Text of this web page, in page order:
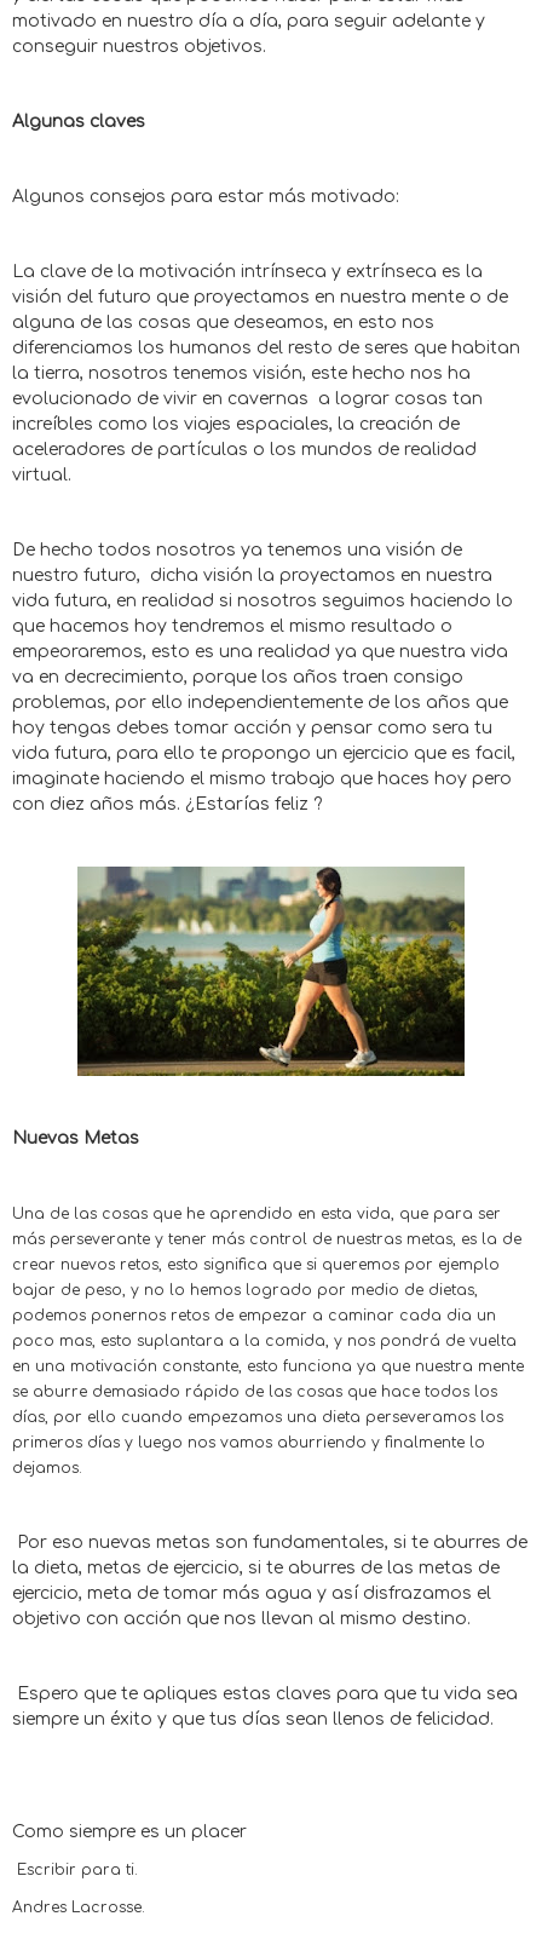
motivado en nuestro día a día, para seguir adelante y
conseguir nuestros objetivos.
Algunas claves
Algunos consejos para estar más motivado:
La clave de la motivación intrínseca y extrínseca es la
visión del futuro que proyectamos en nuestra mente o de
alguna de las cosas que deseamos, en esto nos
diferenciamos los humanos del resto de seres que habitan
la tierra, nosotros tenemos visión, este hecho nos ha
evolucionado de vivir en cavernas a lograr cosas tan
increíbles como los viajes espaciales, la creación de
aceleradores de partículas o los mundos de realidad
virtual.
De hecho todos nosotros ya tenemos una visión de
nuestro futuro, dicha visión la proyectamos en nuestra
vida futura, en realidad si nosotros seguimos haciendo lo
que hacemos hoy tendremos el mismo resultado o
empeoraremos, esto es una realidad ya que nuestra vida
va en decrecimiento, porque los años traen consigo
problemas, por ello independientemente de los años que
hoy tengas debes tomar acción y pensar como sera tu
vida futura, para ello te propongo un ejercicio que es facil,
imaginate haciendo el mismo trabajo que haces hoy pero
con diez años más. ¿Estarías feliz ?
Nuevas Metas
Una de las cosas que he aprendido en esta vida, que para ser
más perseverante y tener más control de nuestras metas, es la de
crear nuevos retos, esto significa que si queremos por ejemplo
bajar de peso, y no lo hemos logrado por medio de dietas,
podemos ponernos retos de empezar a caminar cada dia un
poco mas, esto suplantara a la comida, y nos pondrá de vuelta
en una motivación constante, esto funciona ya que nuestra mente
se aburre demasiado rápido de las cosas que hace todos los
días, por ello cuando empezamos una dieta perseveramos los
primeros días y luego nos vamos aburriendo y finalmente lo
dejamos.
Por eso nuevas metas son fundamentales, si te aburres de
la dieta, metas de ejercicio, si te aburres de las metas de
ejercicio, meta de tomar más agua y así disfrazamos el
objetivo con acción que nos llevan al mismo destino.
Espero que te apliques estas claves para que tu vida sea
siempre un éxito y que tus días sean llenos de felicidad.
Como siempre es un placer
Escribir para ti.
Andres Lacrosse.